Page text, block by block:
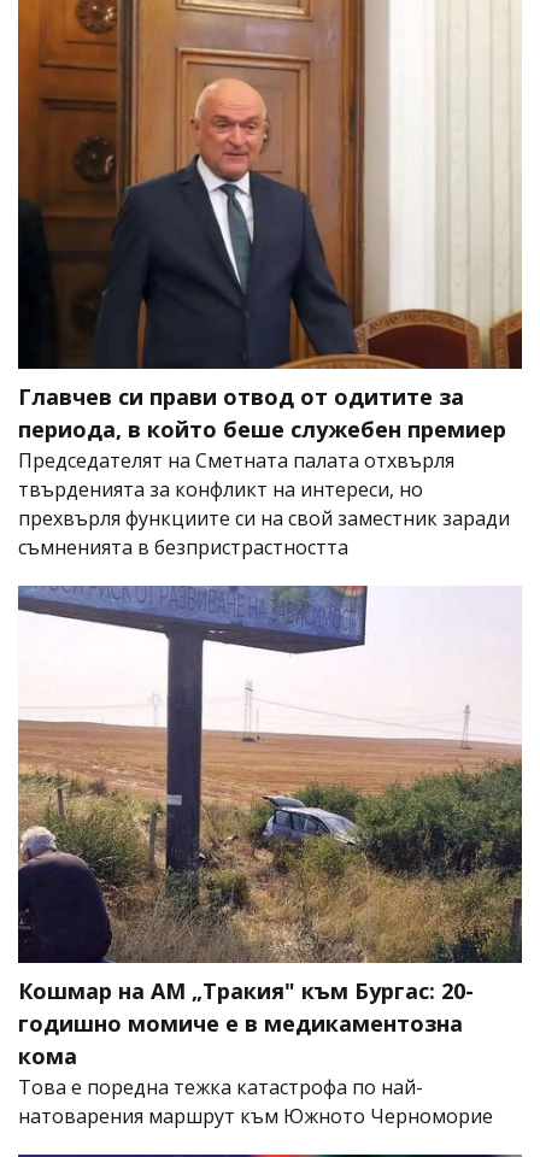
Главчев си прави отвод от одитите за
периода, в който беше служебен премиер
Председателят на Сметната палата отхвърля
твърденията за конфликт на интереси, но
прехвърля функциите си на свой заместник заради
съмненията в безпристрастността
Кошмар на АМ „Тракия" към Бургас: 20-
годишно момиче е в медикаментозна
кома
Това е поредна тежка катастрофа по най-
натоварения маршрут към Южното Черноморие